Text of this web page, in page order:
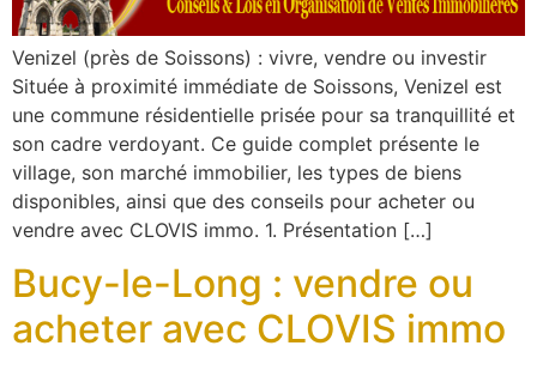
Venizel (près de Soissons) : vivre, vendre ou investir
Située à proximité immédiate de Soissons, Venizel est
une commune résidentielle prisée pour sa tranquillité et
son cadre verdoyant. Ce guide complet présente le
village, son marché immobilier, les types de biens
disponibles, ainsi que des conseils pour acheter ou
vendre avec CLOVIS immo. 1. Présentation […]
Bucy-le-Long : vendre ou
acheter avec CLOVIS immo